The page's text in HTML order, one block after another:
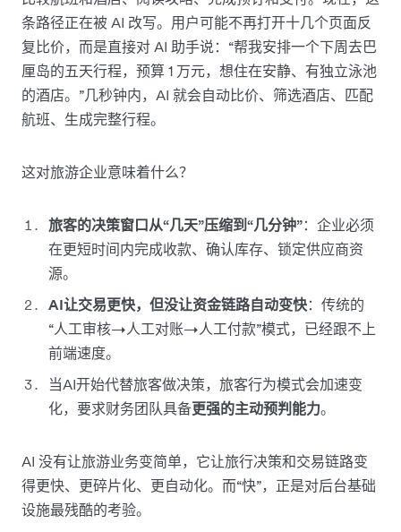
条路径正在被 AI 改写。用户可能不再打开十几个页面反
复比价，而是直接对 AI 助手说：“帮我安排一个下周去巴
厘岛的五天行程，预算 1 万元，想住在安静、有独立泳池
的酒店。”几秒钟内，AI 就会自动比价、筛选酒店、匹配
航班、生成完整行程。
这对旅游企业意味着什么？
旅客的决策窗口从“几天”压缩到“几分钟”：企业必须
在更短时间内完成收款、确认库存、锁定供应商资
源。
AI让交易更快，但没让资金链路自动变快：传统的
“人工审核→人工对账→人工付款”模式，已经跟不上
前端速度。
当AI开始代替旅客做决策，旅客行为模式会加速变
化，要求财务团队具备更强的主动预判能力。
AI 没有让旅游业务变简单，它让旅行决策和交易链路变
得更快、更碎片化、更自动化。而“快”，正是对后台基础
设施最残酷的考验。